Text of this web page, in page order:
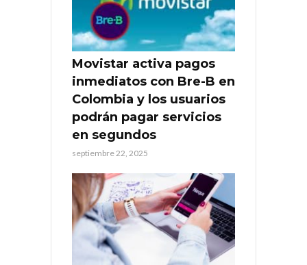
Movistar activa pagos
inmediatos con Bre-B en
Colombia y los usuarios
podrán pagar servicios
en segundos
septiembre 22, 2025